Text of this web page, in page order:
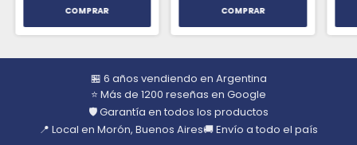
🏪 6 años vendiendo en Argentina
⭐ Más de 1200 reseñas en Google
🛡️ Garantía en todos los productos
📍 Local en Morón, Buenos Aires🚚 Envío a todo el país